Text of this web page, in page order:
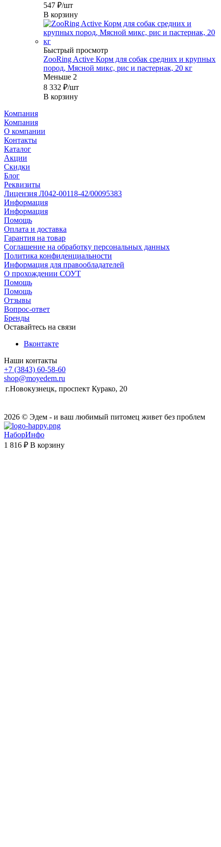
547 ₽/шт
В корзину
Быстрый просмотр
ZooRing Active Корм для собак средних и крупных
пород, Мясной микс, рис и пастернак, 20 кг
Меньше 2
8 332 ₽/шт
В корзину
Компания
Компания
О компании
Контакты
Каталог
Акции
Скидки
Блог
Реквизиты
Лицензия Л042-00118-42/00095383
Информация
Информация
Помощь
Оплата и доставка
Гарантия на товар
Соглашение на обработку персональных данных
Политика конфиденциальности
Информация для правообладателей
О прохождении СОУТ
Помощь
Помощь
Отзывы
Вопрос-ответ
Бренды
Оставайтесь на связи
Вконтакте
Наши контакты
+7 (3843) 60-58-60
shop@moyedem.ru
г.Новокузнецк, проспект Курако, 20
2026 © Эдем - и ваш любимый питомец живет без проблем
НаборИнфо
1 816 ₽ В корзину